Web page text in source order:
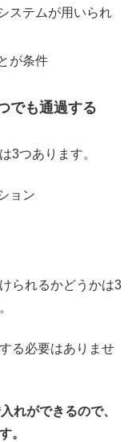
ステムが用いられ
が条件
でも通過する
3つあります。
ョン
られるかどうかは3
る必要はありませ
れができるので、
。